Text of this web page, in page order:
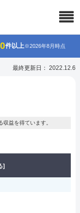
件以上※2026年8月時点
最終更新日： 2022.12.6
益を得ています。
]